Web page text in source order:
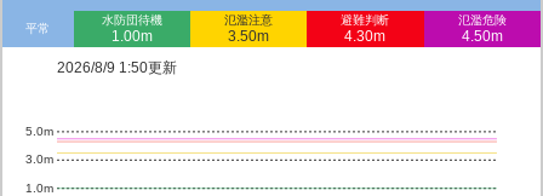
平常
水防団待機
1.00m
氾濫注意
3.50m
避難判断
4.30m
氾濫危険
4.50m
2026/8/9 1:50更新
1.0m
3.0m
5.0m